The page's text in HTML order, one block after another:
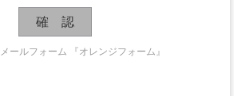
メールフォーム 『オレンジフォーム』